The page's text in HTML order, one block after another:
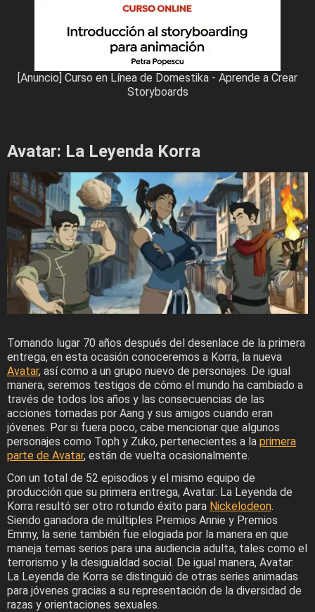
[Anuncio] Curso en Línea de Domestika - Aprende a Crear
Storyboards
Avatar: La Leyenda Korra
Tomando lugar 70 años después del desenlace de la primera
entrega, en esta ocasión conoceremos a Korra, la nueva
Avatar, así como a un grupo nuevo de personajes. De igual
manera, seremos testigos de cómo el mundo ha cambiado a
través de todos los años y las consecuencias de las
acciones tomadas por Aang y sus amigos cuando eran
jóvenes. Por si fuera poco, cabe mencionar que algunos
personajes como Toph y Zuko, pertenecientes a la primera
parte de Avatar, están de vuelta ocasionalmente.
Con un total de 52 episodios y el mismo equipo de
producción que su primera entrega, Avatar: La Leyenda de
Korra resultó ser otro rotundo éxito para Nickelodeon.
Siendo ganadora de múltiples Premios Annie y Premios
Emmy, la serie también fue elogiada por la manera en que
maneja temas serios para una audiencia adulta, tales como el
terrorismo y la desigualdad social. De igual manera, Avatar:
La Leyenda de Korra se distinguió de otras series animadas
para jóvenes gracias a su representación de la diversidad de
razas y orientaciones sexuales.